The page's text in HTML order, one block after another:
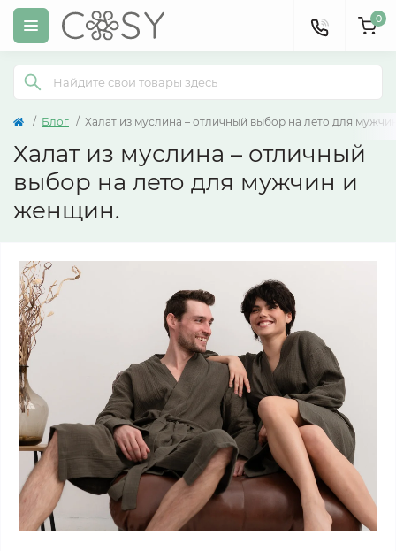
0
Блог Халат из муслина – отличный выбор на лето для
Халат из муслина – отличный
выбор на лето для мужчин и
женщин.